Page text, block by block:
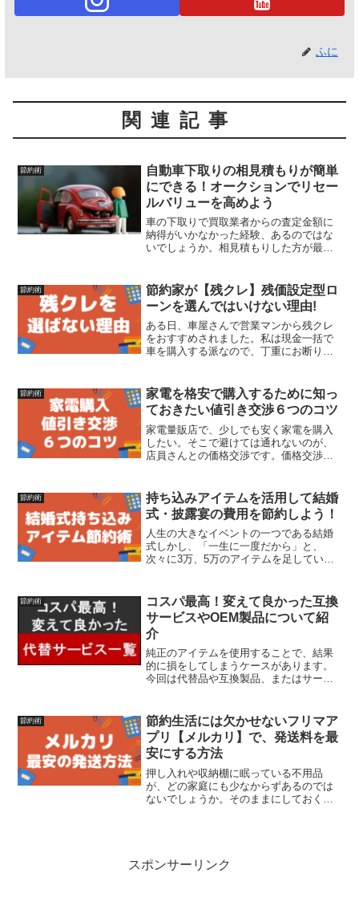
ふに
関連記事
節約術
自動車下取りの相見積もりが簡単
にできる！オークションでリセー
ルバリューを高めよう
車の下取りで買取業者からの査定金額に
納得がいかなかった経験、あるのではな
いでしょうか。相見積もりした方が最終
や時間をかけたくありませんよね。特に
何店舗も見積もりのために...
節約術
節約家が【残クレ】残価設定型ロ
ーンを選んではいけない理由!
ある日、車屋さんで営業マンから残クレ
をおすすめされました。私は現金一括で
車を購入する派なので、丁重にお断りし
てみると、やはり自分のような「車は移
動手段」と考えている人に...
節約術
家電を格安で購入するために知っ
ておきたい値引き交渉６つのコツ
家電量販店で、少しでも安く家電を購入
したい。そこで避けては通れないのが、
店員さんとの価格交渉です。価格交渉は
は、価格交渉でどれだけ安く買えるか？
安く買うために知っておき...
節約術
持ち込みアイテムを活用して結婚
式・披露宴の費用を節約しよう！
人生の大きなイベントの一つである結婚
式しかし、「一生に一度だから」と、
次々に3万、5万のアイテムを足していく
その後の生活に支障が出てしまっては本
末転倒です。実は結婚式に...
節約術
コスパ最高！変えて良かった互換
サービスやOEM製品について紹
介
純正のアイテムを使用することで、結果
的に損をしてしまうケースがあります。
今回は代替品や互換製品、またはサービ
フリマサイト比較、キャッシュレス決済
の活用で最高のコスパを目...
節約術
節約生活には欠かせないフリマア
プリ【メルカリ】で、発送料を最
安にする方法
押し入れや収納棚に眠っている不用品
が、どの家庭にも少なからずあるのでは
ないでしょうか。そのままにしておくの
スポンサーリンク